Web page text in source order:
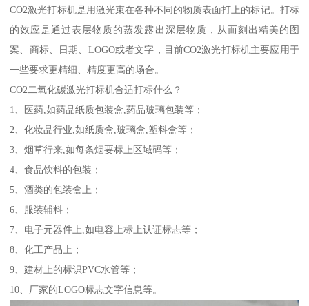
CO2激光打标机是用激光束在各种不同的物质表面打上的标记。打标
的效应是通过表层物质的蒸发露出深层物质，从而刻出精美的图
案、商标、日期、LOGO或者文字，目前CO2激光打标机主要应用于
一些要求更精细、精度更高的场合。
CO2二氧化碳激光打标机合适打标什么？
1、医药,如药品纸质包装盒,药品玻璃包装等；
2、化妆品行业,如纸质盒,玻璃盒,塑料盒等；
3、烟草行来,如每条烟要标上区域码等；
4、食品饮料的包装；
5、酒类的包装盒上；
6、服装辅料；
7、电子元器件上,如电容上标上认证标志等；
8、化工产品上；
9、建材上的标识PVC水管等；
10、厂家的LOGO标志文字信息等。